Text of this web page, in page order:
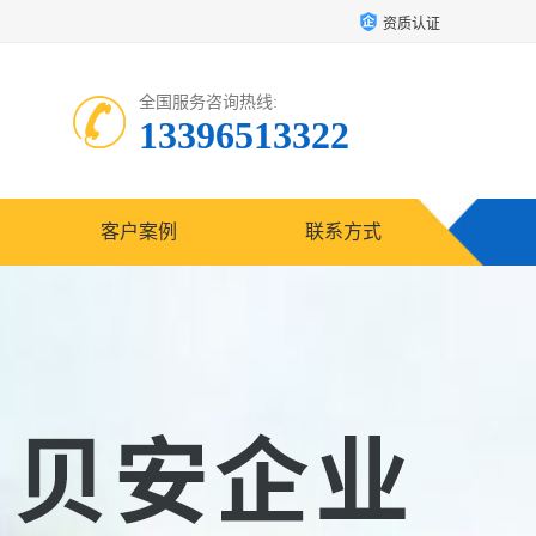
资质认证
全国服务咨询热线:
13396513322
客户案例 联系方式